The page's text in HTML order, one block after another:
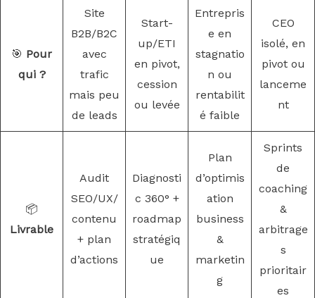
🎯 Pour
qui ?
Site
B2B/B2C
avec
trafic
mais peu
de leads
Start-
up/ETI
en pivot,
cession
ou levée
Entrepris
e en
stagnatio
n ou
rentabilit
é faible
CEO
isolé, en
pivot ou
lanceme
nt
📦
Livrable
Audit
SEO/UX/
contenu
+ plan
d’actions
Diagnosti
c 360° +
roadmap
stratégiq
ue
Plan
d’optimis
ation
business
&
marketin
g
Sprints
de
coaching
&
arbitrage
s
prioritair
es